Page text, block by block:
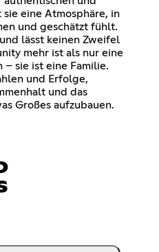
eine Atmosphäre, in
und geschätzt fühlt.
lässt keinen Zweifel
mehr ist als nur eine
– sie ist eine Familie.
und Erfolge,
und das
Großes aufzubauen.